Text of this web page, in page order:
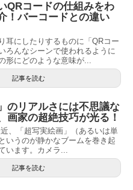
QRコードの仕組みをわ
！バーコードとの違い
耳にしたりするものに「QRコー
ろんなシーンで使われるように
形にどのような意味が...
記事を読む
のリアルさには不思議な
画家の超絶技巧が光る！
、「超写実絵画」（あるいは単
いうのが静かなブームを巻き起
います。カメラ...
記事を読む